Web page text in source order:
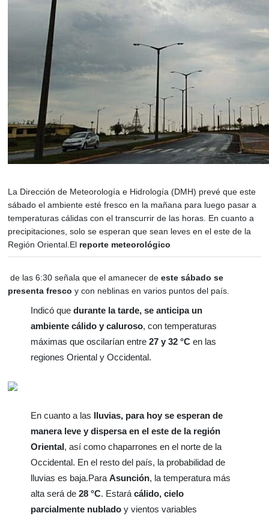
La Dirección de Meteorología e Hidrología (DMH) prevé que este
sábado el ambiente esté fresco en la mañana para luego pasar a
temperaturas cálidas con el transcurrir de las horas. En cuanto a
precipitaciones, solo se esperan que sean leves en el este de la
Región Oriental.El reporte meteorológico
de las 6:30 señala que el amanecer de este sábado se
presenta fresco y con neblinas en varios puntos del país.
Indicó quedurante la tarde, se anticipa un
ambiente cálido y caluroso, con temperaturas
máximas que oscilarían entre 27 y 32 °Cen las
regiones Oriental y Occidental.
En cuanto a las
lluvias, para hoy se esperan de
manera leve y dispersa en el este de la región
Oriental , así como chaparrones en el norte de la
Occidental. En el resto del país, la probabilidad de
lluvias es baja.ParaAsunción, la temperatura más
alta será de 28 °C. Estarácálido, cielo
parcialmente nubladoy vientos variables